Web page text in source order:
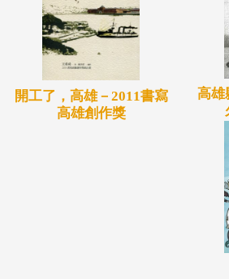
開工了，高雄－2011書寫
高雄創作獎
高雄